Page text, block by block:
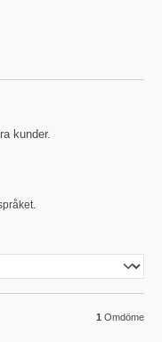
kunder.
1 Omdöme